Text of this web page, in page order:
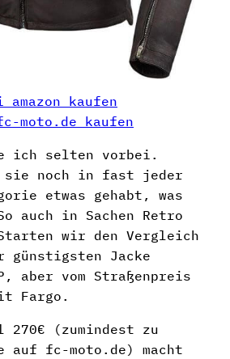
amazon kaufen
moto.de kaufen
ich selten vorbei.
sie noch in fast jeder
etwas gehabt, was
auch in Sachen Retro
wir den Vergleich
Jacke
aber vom Straßenpreis
Fargo.
270€ (zumindest zu
auf fc-moto.de) macht